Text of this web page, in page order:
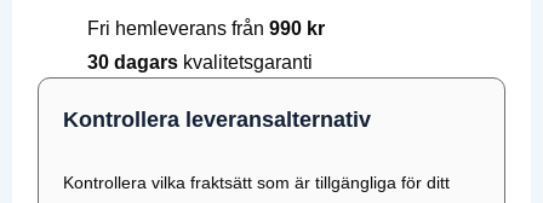
Fri hemleverans från990 kr
30 dagars kvalitetsgaranti
Kontrollera leveransalternativ
Kontrollera vilka fraktsätt som är tillgängliga för ditt